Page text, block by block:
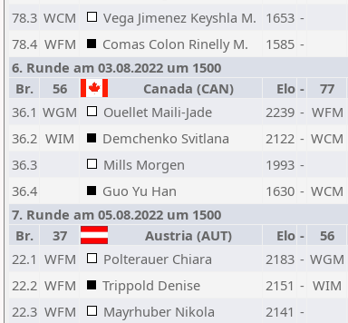
78.3 WCM Vega Jimenez Keyshla M. 1653 -
78.4 WFM Comas Colon Rinelly M. 1585 -
6. Runde am 03.08.2022 um 1500
Br.
56 Canada (CAN) Elo - 77
36.1 WGM Ouellet Maili-Jade 2239 - WFM
36.2 WIM Demchenko Svitlana 2122 - WCM
36.3
Mills Morgen 1993 -
36.4
Guo Yu Han 1630 - WCM
7. Runde am 05.08.2022 um 1500
Br.
37 Austria (AUT) Elo - 56
22.1 WFM Polterauer Chiara 2183 - WGM
22.2 WFM Trippold Denise 2151 - WIM
22.3 WFM Mayrhuber Nikola 2141 -